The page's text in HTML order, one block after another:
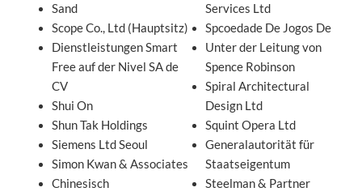
Sand
Scope Co., Ltd (Hauptsitz)
Dienstleistungen Smart
Free auf der Nivel SA de
CV
Shui On
Shun Tak Holdings
Siemens Ltd Seoul
Simon Kwan & Associates
Chinesisch
Services Ltd
Spcoedade De Jogos De
Unter der Leitung von
Spence Robinson
Spiral Architectural
Design Ltd
Squint Opera Ltd
Generalautorität für
Staatseigentum
Steelman & Partner